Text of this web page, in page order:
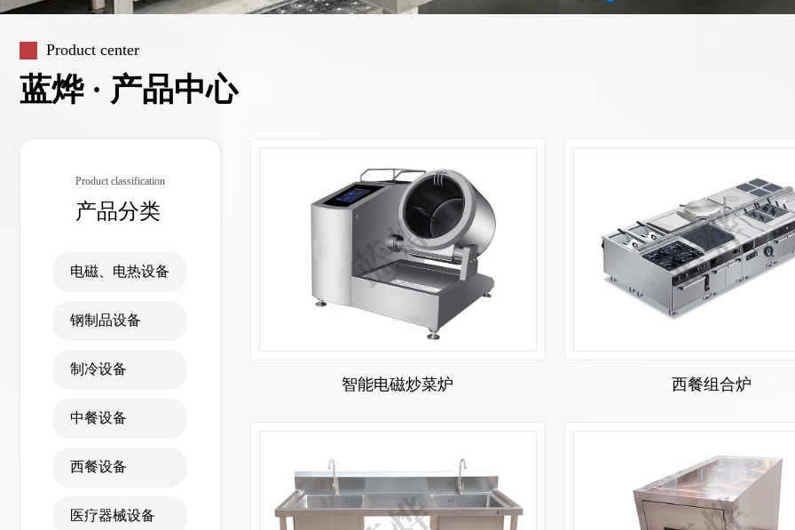
Product center
蓝烨 · 产品中心
Product classification
产品分类
电磁、电热设备
钢制品设备
制冷设备
中餐设备
西餐设备
医疗器械设备
智能电磁炒菜炉 西餐组合炉